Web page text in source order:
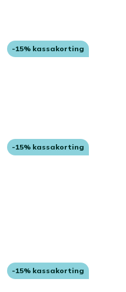
-15% kassakorting
-15% kassakorting
-15% kassakorting